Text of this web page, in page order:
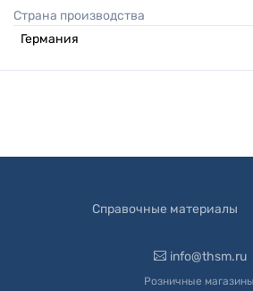
Страна производства
Германия
Справочные материалы
info@thsm.ru
Розничные